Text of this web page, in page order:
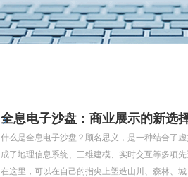
全息电子沙盘：商业展示的新选
什么是全息电子沙盘？顾名思义，是一种结合了
成了地理信息系统、三维建模、实时交互等多项
在这里，可以在自己的指尖上塑造山川、森林、